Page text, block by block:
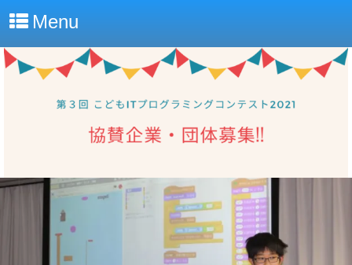
Menu